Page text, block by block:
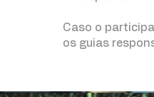
Caso o
os guias